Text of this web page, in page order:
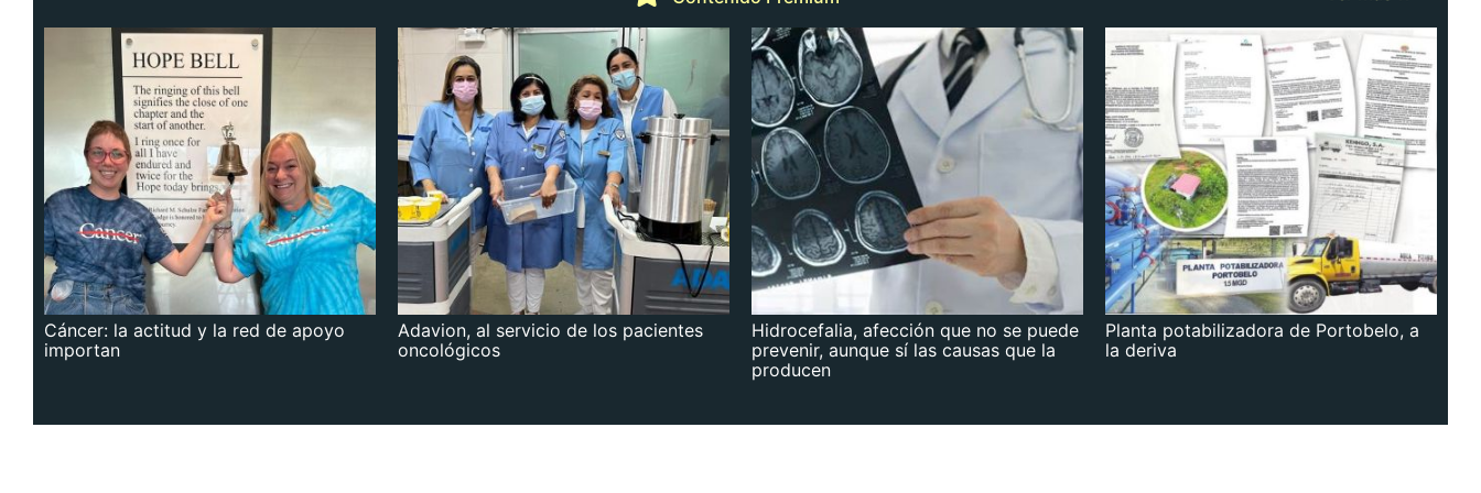
Cáncer: la actitud y la red de apoyo
importan
Adavion, al servicio de los pacientes
oncológicos
Hidrocefalia, afección que no se puede
prevenir, aunque sí las causas que la
producen
Planta potabilizadora de Portobelo, a
la deriva